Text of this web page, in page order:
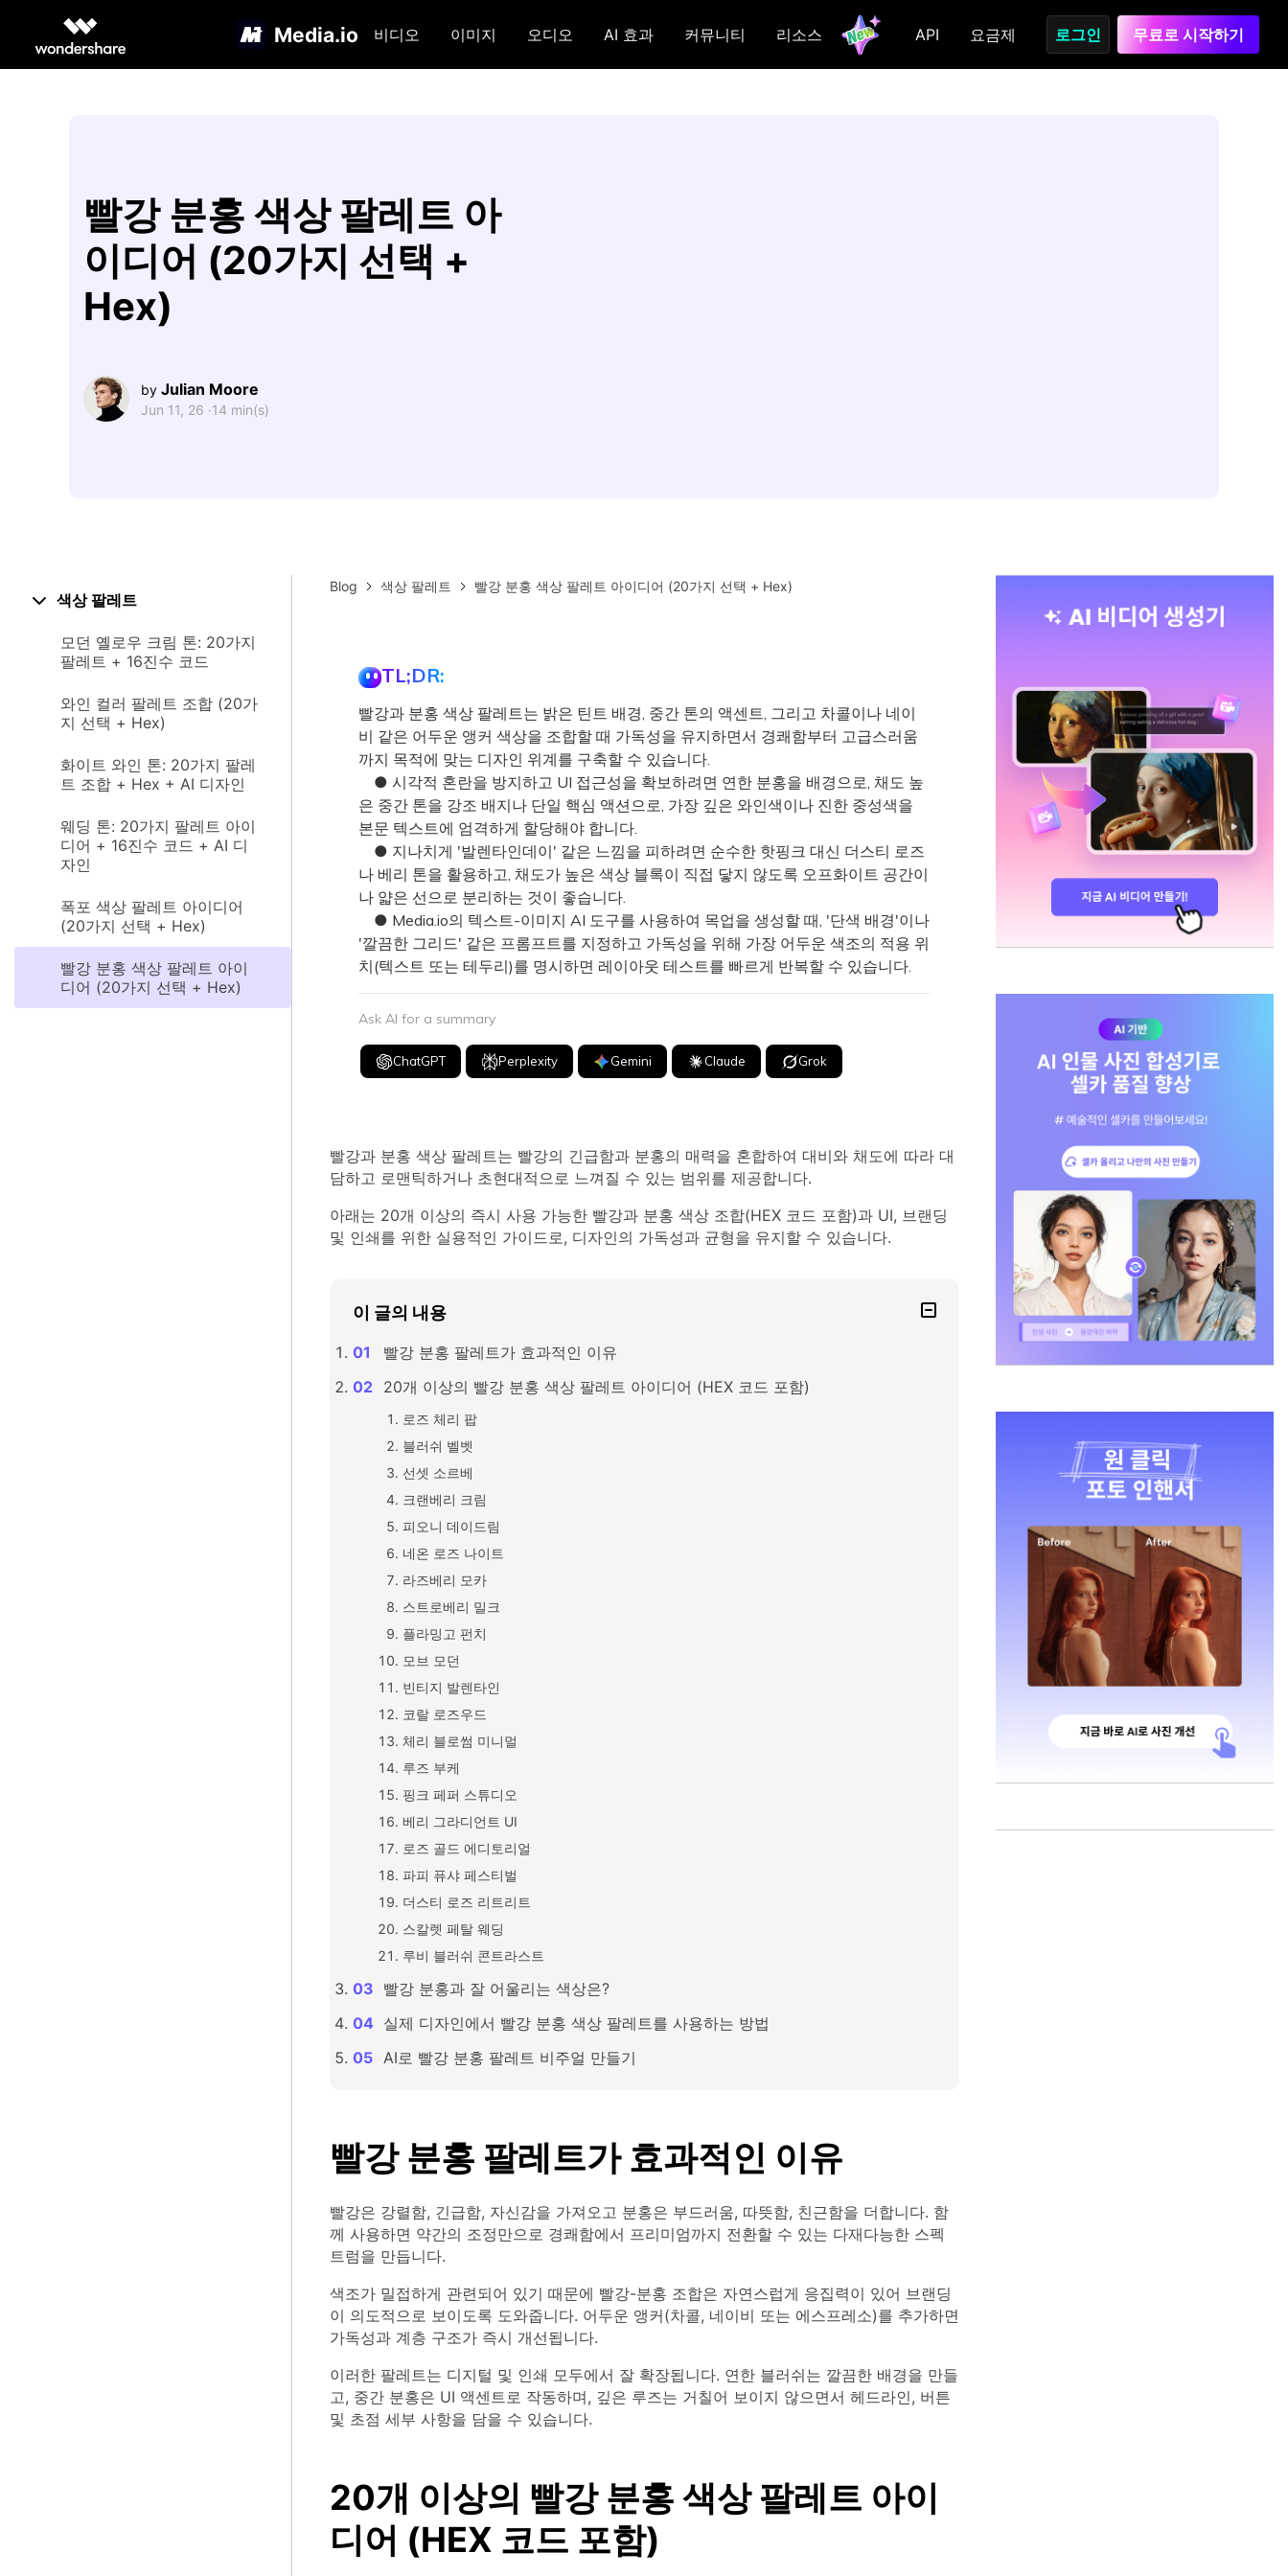
Media.io 비디오 이미지 오디오 AI 효과 커뮤니티 리소스 API 요금제 로그인 무료로 시작하기
빨강 분홍 색상 팔레트 아
이디어 (20가지 선택 +
Hex)
by Julian Moore
Jun 11, 26 ·14 min(s)
색상 팔레트
모던 옐로우 크림 톤: 20가지
팔레트 + 16진수 코드
와인 컬러 팔레트 조합 (20가
지 선택 + Hex)
화이트 와인 톤: 20가지 팔레
트 조합 + Hex + AI 디자인
웨딩 톤: 20가지 팔레트 아이
디어 + 16진수 코드 + AI 디
자인
폭포 색상 팔레트 아이디어
(20가지 선택 + Hex)
빨강 분홍 색상 팔레트 아이
디어 (20가지 선택 + Hex)
Blog 색상 팔레트 빨강 분홍 색상 팔레트 아이디어 (20가지 선택 + Hex)
TL;DR:
빨강과 분홍 색상 팔레트는 밝은 틴트 배경, 중간 톤의 액센트, 그리고 차콜이나 네이
비 같은 어두운 앵커 색상을 조합할 때 가독성을 유지하면서 경쾌함부터 고급스러움
까지 목적에 맞는 디자인 위계를 구축할 수 있습니다.
● 시각적 혼란을 방지하고 UI 접근성을 확보하려면 연한 분홍을 배경으로, 채도 높
은 중간 톤을 강조 배지나 단일 핵심 액션으로, 가장 깊은 와인색이나 진한 중성색을
본문 텍스트에 엄격하게 할당해야 합니다.
● 지나치게 '발렌타인데이' 같은 느낌을 피하려면 순수한 핫핑크 대신 더스티 로즈
나 베리 톤을 활용하고, 채도가 높은 색상 블록이 직접 닿지 않도록 오프화이트 공간이
나 얇은 선으로 분리하는 것이 좋습니다.
● Media.io의 텍스트-이미지 AI 도구를 사용하여 목업을 생성할 때, '단색 배경'이나
'깔끔한 그리드' 같은 프롬프트를 지정하고 가독성을 위해 가장 어두운 색조의 적용 위
치(텍스트 또는 테두리)를 명시하면 레이아웃 테스트를 빠르게 반복할 수 있습니다.
Ask AI for a summary
ChatGPT Perplexity Gemini Claude Grok
빨강과 분홍 색상 팔레트는 빨강의 긴급함과 분홍의 매력을 혼합하여 대비와 채도에 따라 대
담하고 로맨틱하거나 초현대적으로 느껴질 수 있는 범위를 제공합니다.
아래는 20개 이상의 즉시 사용 가능한 빨강과 분홍 색상 조합(HEX 코드 포함)과 UI, 브랜딩
및 인쇄를 위한 실용적인 가이드로, 디자인의 가독성과 균형을 유지할 수 있습니다.
이 글의 내용
빨강 분홍 팔레트가 효과적인 이유
20개 이상의 빨강 분홍 색상 팔레트 아이디어 (HEX 코드 포함)
로즈 체리 팝
블러쉬 벨벳
선셋 소르베
크랜베리 크림
피오니 데이드림
네온 로즈 나이트
라즈베리 모카
스트로베리 밀크
플라밍고 펀치
모브 모던
빈티지 발렌타인
코랄 로즈우드
체리 블로썸 미니멀
루즈 부케
핑크 페퍼 스튜디오
베리 그라디언트 UI
로즈 골드 에디토리얼
파피 퓨샤 페스티벌
더스티 로즈 리트리트
스칼렛 페탈 웨딩
루비 블러쉬 콘트라스트
빨강 분홍과 잘 어울리는 색상은?
실제 디자인에서 빨강 분홍 색상 팔레트를 사용하는 방법
AI로 빨강 분홍 팔레트 비주얼 만들기
빨강 분홍 팔레트가 효과적인 이유
빨강은 강렬함, 긴급함, 자신감을 가져오고 분홍은 부드러움, 따뜻함, 친근함을 더합니다. 함
께 사용하면 약간의 조정만으로 경쾌함에서 프리미엄까지 전환할 수 있는 다재다능한 스펙
트럼을 만듭니다.
색조가 밀접하게 관련되어 있기 때문에 빨강-분홍 조합은 자연스럽게 응집력이 있어 브랜딩
이 의도적으로 보이도록 도와줍니다. 어두운 앵커(차콜, 네이비 또는 에스프레소)를 추가하면
가독성과 계층 구조가 즉시 개선됩니다.
이러한 팔레트는 디지털 및 인쇄 모두에서 잘 확장됩니다. 연한 블러쉬는 깔끔한 배경을 만들
고, 중간 분홍은 UI 액센트로 작동하며, 깊은 루즈는 거칠어 보이지 않으면서 헤드라인, 버튼
및 초점 세부 사항을 담을 수 있습니다.
20개 이상의 빨강 분홍 색상 팔레트 아이
디어 (HEX 코드 포함)